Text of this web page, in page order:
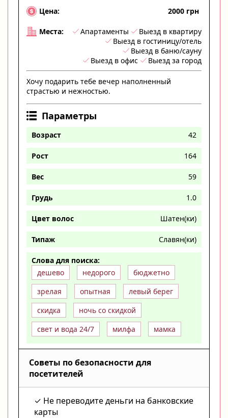
Цена: 2000 грн
Места: Апартаменты
Выезд в квартиру
Выезд в гостиницу/отель
Выезд в баню/сауну
Выезд в офис
Выезд за город
Хочу подарить тебе вечер наполненный
страстью и нежностью.
Параметры
Возраст 42
Рост 164
Вес 59
Грудь 1.0
Цвет волос Шатен(ки)
Типаж Славян(ки)
Слова для поиска:
дешево
недорого
бюджетно
зрелая
опытная
левый берег
скидка
ночь со скидкой
свет и вода 24/7
милфа мамка
Советы по безопасности для
посетителей
Не переводите деньги на банковские
карты